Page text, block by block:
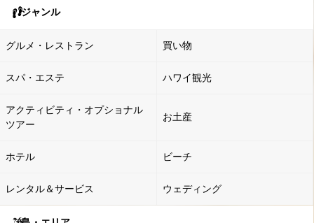
ジャンル
グルメ・レストラン 買い物
スパ・エステ ハワイ観光
アクティビティ・オプショナル
ツアー
お土産
ホテル ビーチ
レンタル＆サービス ウェディング